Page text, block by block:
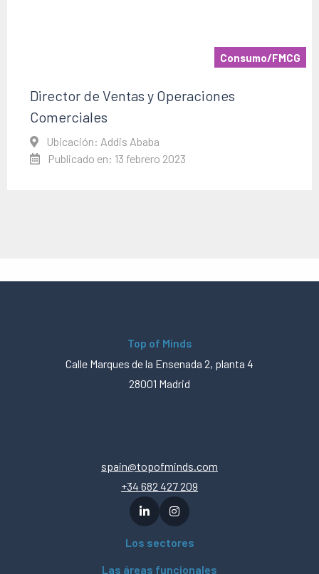
Consumo/FMCG
Director de Ventas y Operaciones
Comerciales
Ubicación: Addis Ababa
Publicado en: 13 febrero 2023
Top of Minds
Calle Marques de la Ensenada 2, planta 4
28001 Madrid
spain@topofminds.com
+34 682 427 209
Los sectores
Las áreas funcionales